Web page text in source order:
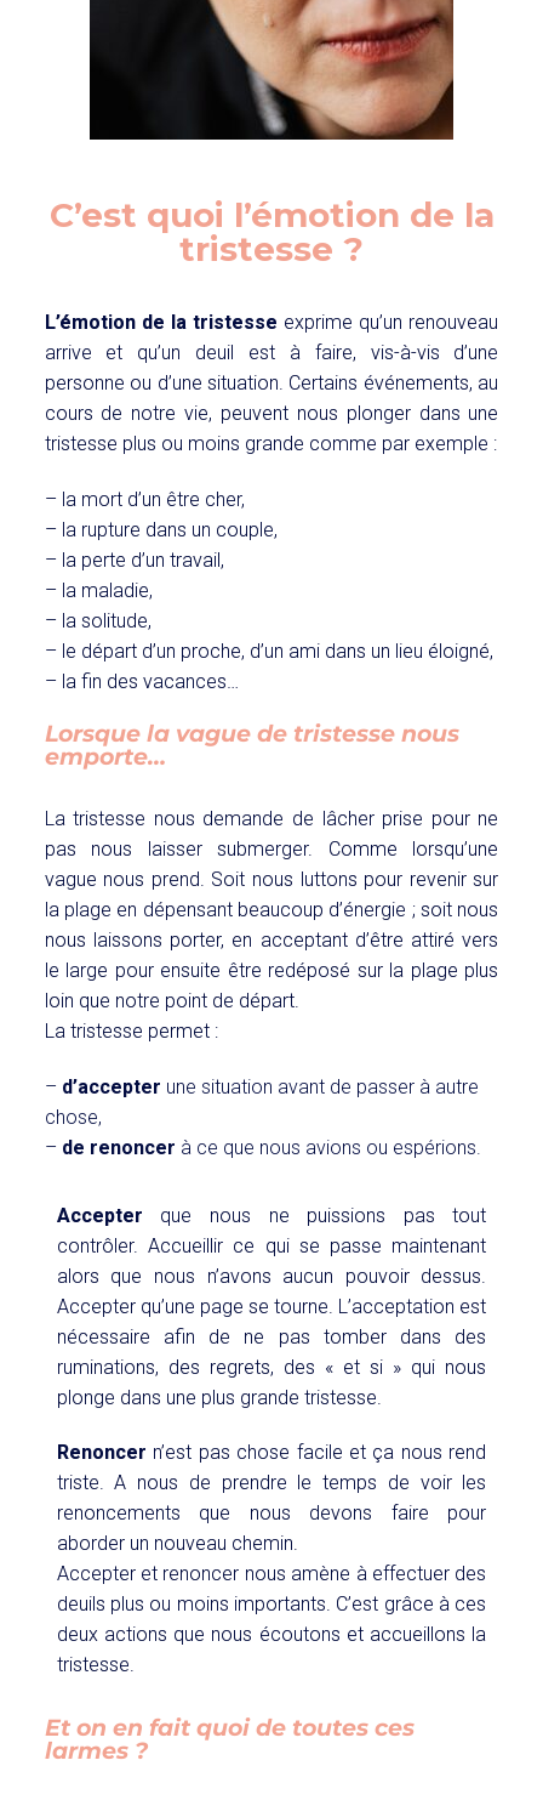
C’est quoi l’émotion de la
tristesse ?
L’émotion de la tristesse exprime qu’un renouveau
arrive et qu’un deuil est à faire, vis-à-vis d’une
personne ou d’une situation. Certains événements, au
cours de notre vie, peuvent nous plonger dans une
tristesse plus ou moins grande comme par exemple :
– la mort d’un être cher,
– la rupture dans un couple,
– la perte d’un travail,
– la maladie,
– la solitude,
– le départ d’un proche, d’un ami dans un lieu éloigné,
– la fin des vacances…
Lorsque la vague de tristesse nous
emporte…
La tristesse nous demande de lâcher prise pour ne
pas nous laisser submerger. Comme lorsqu’une
vague nous prend. Soit nous luttons pour revenir sur
la plage en dépensant beaucoup d’énergie ; soit nous
nous laissons porter, en acceptant d’être attiré vers
le large pour ensuite être redéposé sur la plage plus
loin que notre point de départ.
La tristesse permet :
– d’accepter une situation avant de passer à autre
chose,
– de renoncer à ce que nous avions ou espérions.
Accepter que nous ne puissions pas tout
contrôler. Accueillir ce qui se passe maintenant
alors que nous n’avons aucun pouvoir dessus.
Accepter qu’une page se tourne. L’acceptation est
nécessaire afin de ne pas tomber dans des
ruminations, des regrets, des « et si » qui nous
plonge dans une plus grande tristesse.
Renoncer n’est pas chose facile et ça nous rend
triste. A nous de prendre le temps de voir les
renoncements que nous devons faire pour
aborder un nouveau chemin.
Accepter et renoncer nous amène à effectuer des
deuils plus ou moins importants. C’est grâce à ces
deux actions que nous écoutons et accueillons la
tristesse.
Et on en fait quoi de toutes ces
larmes ?